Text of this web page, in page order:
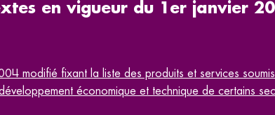
en vigueur du 1er janvier
modifié fixant la liste des produits et services
économique et technique de certains